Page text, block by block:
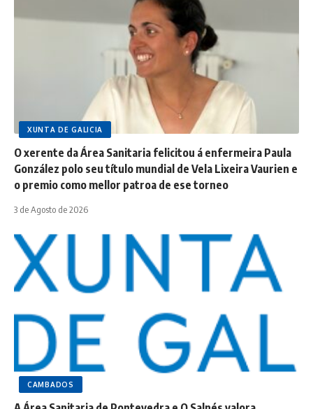
XUNTA DE GALICIA
O xerente da Área Sanitaria felicitou á enfermeira Paula
González polo seu título mundial de Vela Lixeira Vaurien e
o premio como mellor patroa de ese torneo
3 de Agosto de 2026
CAMBADOS